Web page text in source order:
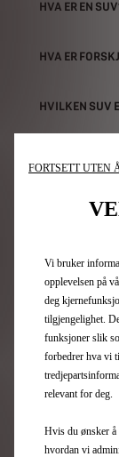
HVA ER EN
HVA ER
HVILKEN SUV
DS
Elbiler
SUV
Limited Editions
Snarveier
FORTSETT UTEN
Vi bruker
opplevelsen på
deg
tilgjengelighet.
funksjoner slik
forbedrer hva vi
relevant for deg.
Hvis du ønsker
hvordan vi